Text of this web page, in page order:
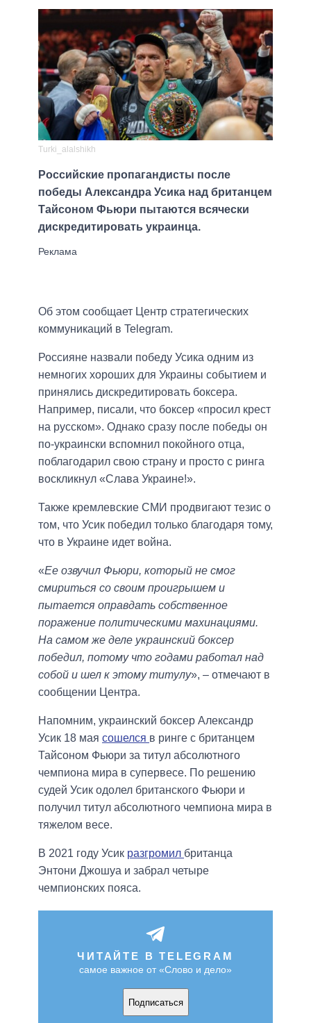
Turki_alalshikh
Российские пропагандисты после
победы Александра Усика над британцем
Тайсоном Фьюри пытаются всячески
дискредитировать украинца.
Об этом сообщает Центр стратегических
коммуникаций в Telegram.
Россияне назвали победу Усика одним из
немногих хороших для Украины событием и
принялись дискредитировать боксера.
Например, писали, что боксер «просил крест
на русском». Однако сразу после победы он
по-украински вспомнил покойного отца,
поблагодарил свою страну и просто с ринга
воскликнул «Слава Украине!».
Также кремлевские СМИ продвигают тезис о
том, что Усик победил только благодаря тому,
что в Украине идет война.
«Ее озвучил Фьюри, который не смог
смириться со своим проигрышем и
пытается оправдать собственное
поражение политическими махинациями.
На самом же деле украинский боксер
победил, потому что годами работал над
собой и шел к этому титулу», – отмечают в
сообщении Центра.
Напомним, украинский боксер Александр
Усик 18 мая сошелся в ринге с британцем
Тайсоном Фьюри за титул абсолютного
чемпиона мира в супервесе. По решению
судей Усик одолел британского Фьюри и
получил титул абсолютного чемпиона мира в
тяжелом весе.
В 2021 году Усик разгромил британца
Энтони Джошуа и забрал четыре
чемпионских пояса.
ЧИТАЙТЕ В TELEGRAM
самое важное от «Слово и дело»
Подписаться